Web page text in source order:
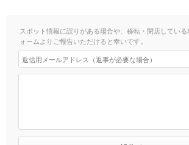
スポット情報に誤りがある場合や、移転・閉店してい
ォームよりご報告いただけると幸いです。